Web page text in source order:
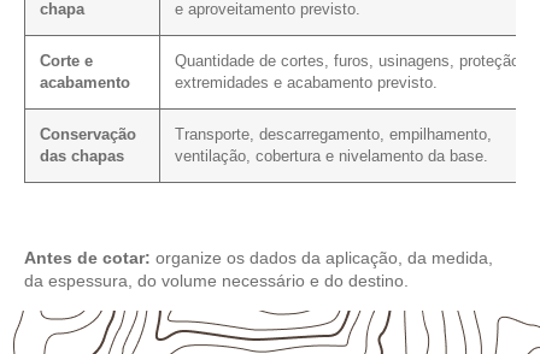
chapa
e aproveitamento previsto.
Corte e
acabamento
Quantidade de cortes, furos, usinagens, proteção
extremidades e acabamento previsto.
Conservação
das chapas
Transporte, descarregamento, empilhamento,
ventilação, cobertura e nivelamento da base.
Antes de cotar: organize os dados da aplicação, da medida,
da espessura, do volume necessário e do destino.